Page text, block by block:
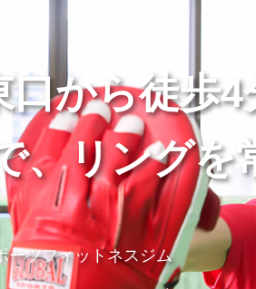
口から徒歩4
、リングを
ーツフィットネスジム